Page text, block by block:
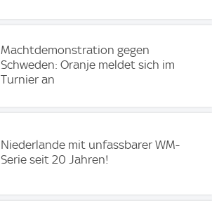
Machtdemonstration gegen
Schweden: Oranje meldet sich im
Turnier an
Niederlande mit unfassbarer WM-
Serie seit 20 Jahren!